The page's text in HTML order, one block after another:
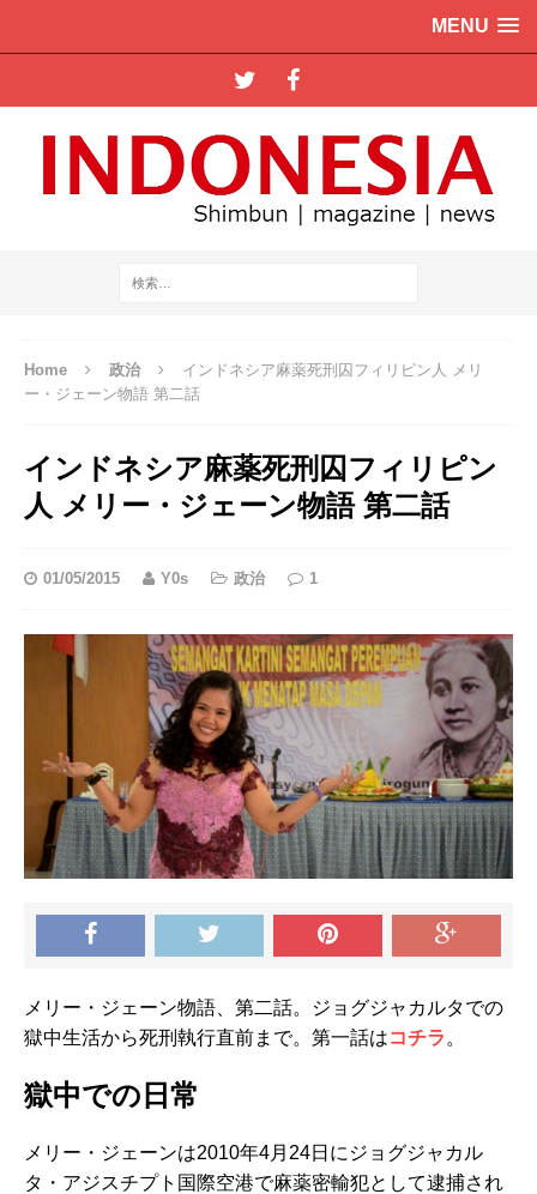
MENU
Home 政治
インドネシア麻薬死刑囚フィリピン人 メリ
ー・ジェーン物語 第二話
インドネシア麻薬死刑囚フィリピン
人 メリー・ジェーン物語 第二話
01/05/2015 Y0s 政治 1
メリー・ジェーン物語、第二話。ジョグジャカルタでの
獄中生活から死刑執行直前まで。第一話はコチラ 。
獄中での日常
メリー・ジェーンは2010年4月24日にジョグジャカル
タ・アジスチプト国際空港で麻薬密輸犯として逮捕され